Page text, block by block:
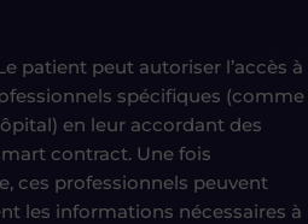
patient peut autoriser l’accès à
spécifiques (comme
en leur accordant des
contract. Une fois
ces professionnels peuvent
les informations nécessaires à